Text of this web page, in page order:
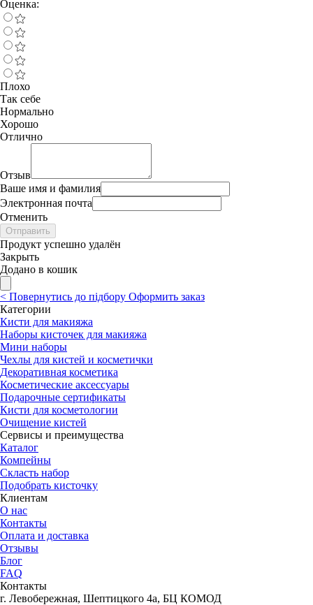
Оценка:
Плохо
Так себе
Нормально
Хорошо
Отлично
Отзыв
Ваше имя и фамилия
Электронная почта
Отменить
Отправить
Продукт успешно удалён
Закрыть
Додано в кошик
< Повернутись до підбору Оформить заказ
Категории
Кисти для макияжа
Наборы кисточек для макияжа
Мини наборы
Чехлы для кистей и косметички
Декоративная косметика
Косметические аксессуары
Подарочные сертификаты
Кисти для косметологии
Очищение кистей
Сервисы и преимущества
Каталог
Компейны
Скласть набор
Подобрать кисточку
Клиентам
О нас
Контакты
Оплата и доставка
Отзывы
Блог
FAQ
Контакты
г. Левобережная, Шептицкого 4а, БЦ КОМОД